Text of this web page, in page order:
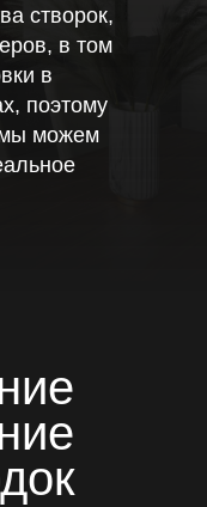
створок,
в том
в
поэтому
мы можем